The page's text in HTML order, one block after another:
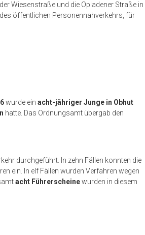
Wiesenstraße und die Opladener Straße in
öffentlichen Personennahverkehrs, für
wurde ein acht-jähriger Junge in Obhut
hatte. Das Ordnungsamt übergab den
durchgeführt. In zehn Fällen konnten die
ein. In elf Fällen wurden Verfahren wegen
acht Führerscheinewurden in diesem